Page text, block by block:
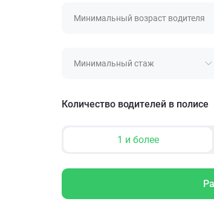
Минимальный возраст водителя
Минимальный стаж
Количество водителей в полисе
1 и более